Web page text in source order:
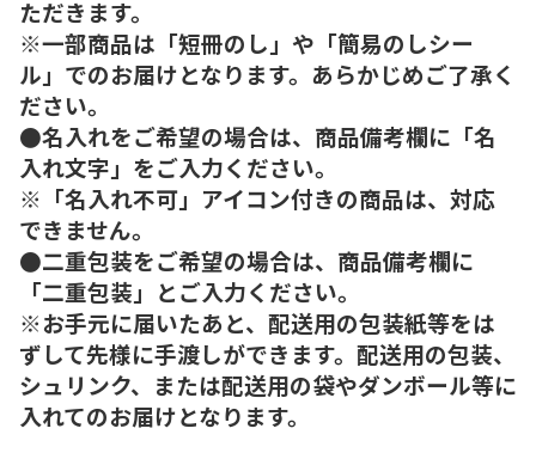
ただきます。
※一部商品は「短冊のし」や「簡易のしシー
ル」でのお届けとなります。あらかじめご了承く
ださい。
●名入れをご希望の場合は、商品備考欄に「名
入れ文字」をご入力ください。
※「名入れ不可」アイコン付きの商品は、対応
できません。
●二重包装をご希望の場合は、商品備考欄に
「二重包装」とご入力ください。
※お手元に届いたあと、配送用の包装紙等をは
ずして先様に手渡しができます。配送用の包装、
シュリンク、または配送用の袋やダンボール等に
入れてのお届けとなります。